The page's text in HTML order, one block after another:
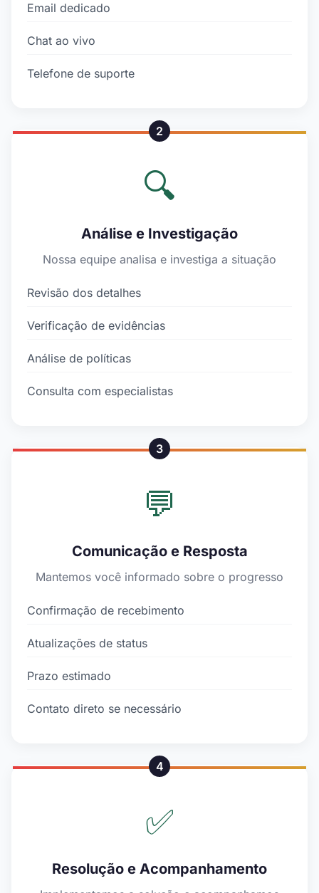
Email dedicado
Chat ao vivo
Telefone de suporte
2
🔍
Análise e Investigação
Nossa equipe analisa e investiga a situação
Revisão dos detalhes
Verificação de evidências
Análise de políticas
Consulta com especialistas
3
💬
Comunicação e Resposta
Mantemos você informado sobre o progresso
Confirmação de recebimento
Atualizações de status
Prazo estimado
Contato direto se necessário
4
✅
Resolução e Acompanhamento